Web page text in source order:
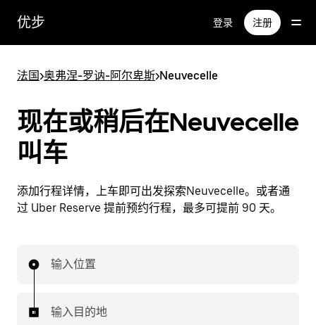
优步 登录 注册
法国>奥弗涅-罗讷-阿尔卑斯>Neuvecelle
现在或稍后在Neuvecelle
叫车
添加行程详情，上车即可出发探索Neuvecelle。或者通
过 Uber Reserve 提前预约行程，最多可提前 90 天。
输入位置
输入目的地